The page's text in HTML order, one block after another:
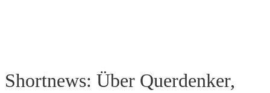
Shortnews: Über Querdenker,